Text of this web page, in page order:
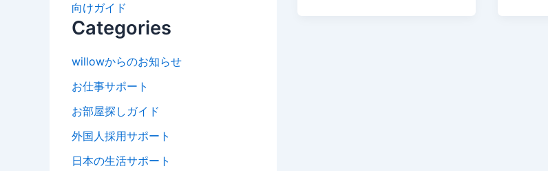
向けガイド
Categories
willowからのお知らせ
お仕事サポート
お部屋探しガイド
外国人採用サポート
日本の生活サポート